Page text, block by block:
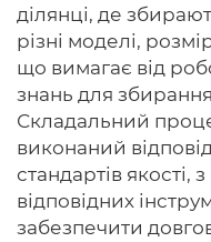
ділянці, де
різні моделі,
що вимагає від
знань для
Складальний
виконаний
стандартів якості,
відповідних
забезпечити